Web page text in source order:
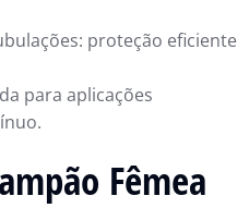
proteção eficiente
para aplicações
Fêmea